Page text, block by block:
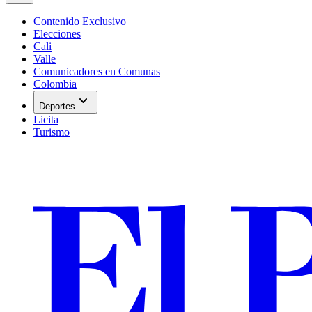
Contenido Exclusivo
Elecciones
Cali
Valle
Comunicadores en Comunas
Colombia
Deportes expand_more
Licita
Turismo